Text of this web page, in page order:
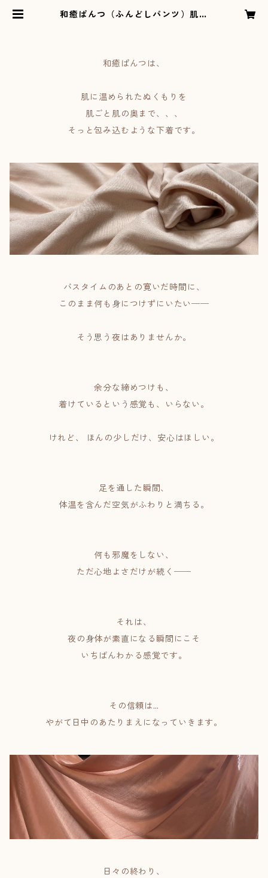
和癒ぱんつ（ふんどしパンツ）肌癒
和癒ぱんつは、
肌に温められたぬくもりを
肌ごと肌の奥まで、、、
そっと包み込むような下着です。
バスタイムのあとの寛いだ時間に、
このまま何も身につけずにいたい──
そう思う夜はありませんか。
余分な締めつけも、
着けているという感覚も、いらない。
けれど、 ほんの少しだけ、安心はほしい。
足を通した瞬間、
体温を含んだ空気がふわりと満ちる。
何も邪魔をしない、
ただ心地よさだけが続く──
それは、
夜の身体が素直になる瞬間にこそ
いちばんわかる感覚です。
その信頼は…
やがて日中のあたりまえになっていきます。
日々の終わり、